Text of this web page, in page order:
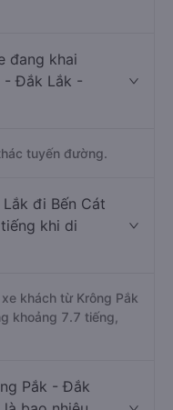
đang khai
- Đắk Lắk -
tuyến đường.
đi Bến Cát
khi di
khách từ Krông Pắk
khoảng 7.7 tiếng,
Pắk - Đắk